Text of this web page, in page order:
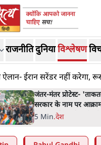
राजनीतिदुनियाविश्लेषण
ईरान सरेंडर नहीं करेगा,
जंतर मंतर प्रोटेस्ट:
प्रताड़ित किया जा रहा
शाह में बोलने की हिम्मत
7 Min.देश